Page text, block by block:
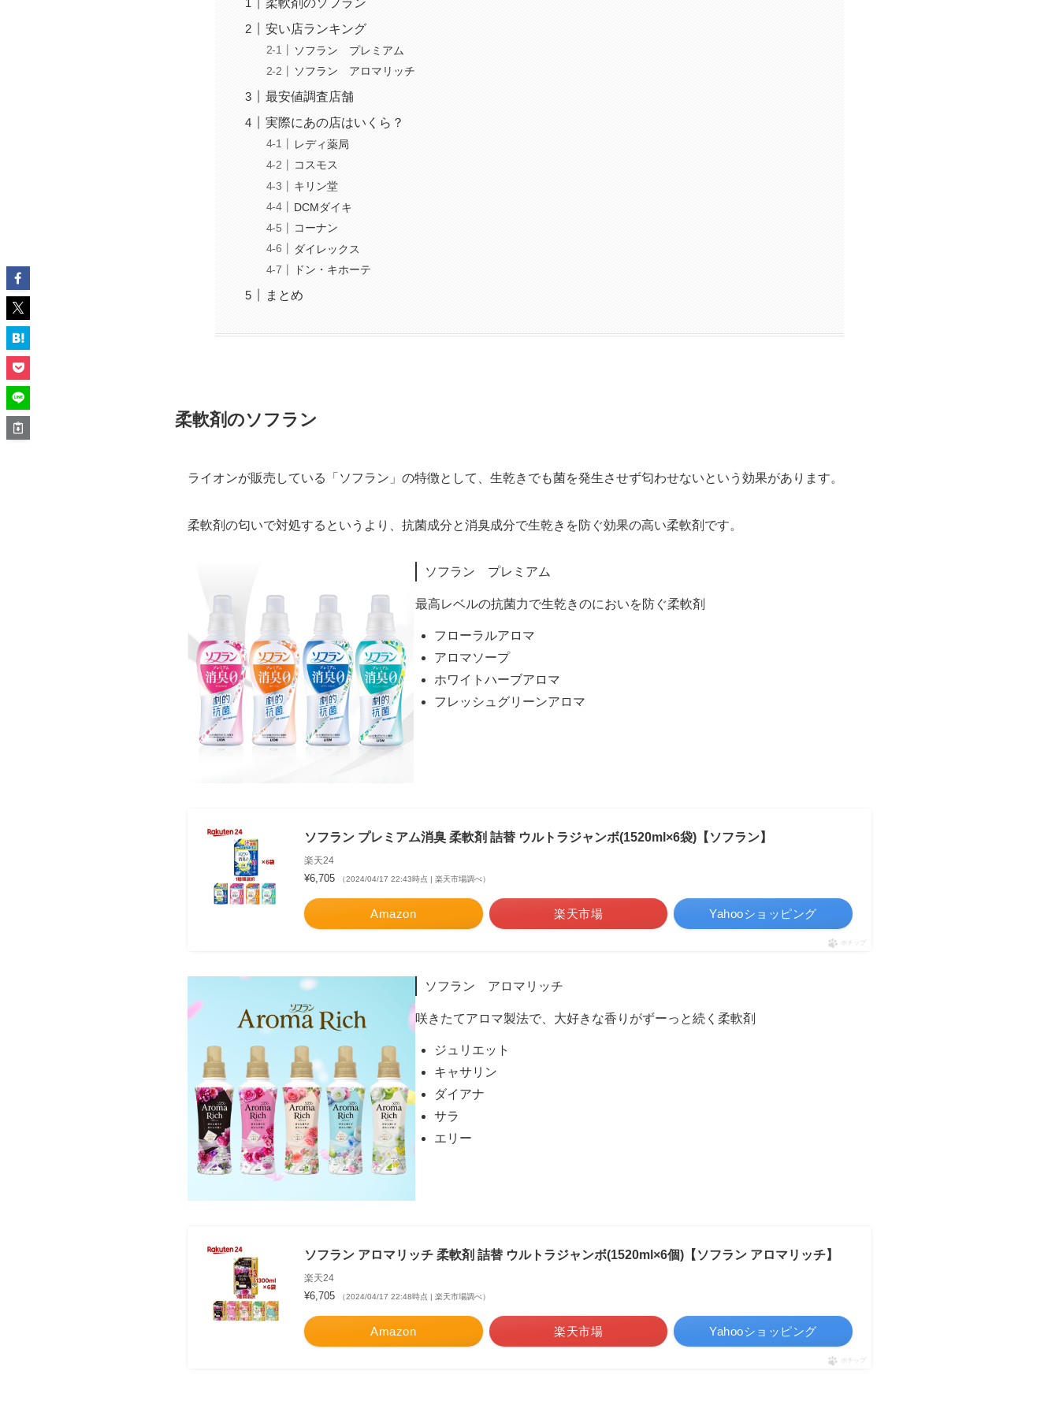
柔軟剤のソフラン
安い店ランキング
ソフラン プレミアム
ソフラン アロマリッチ
最安値調査店舗
実際にあの店はいくら？
レディ薬局
コスモス
キリン堂
DCMダイキ
コーナン
ダイレックス
ドン・キホーテ
まとめ
柔軟剤のソフラン
ライオンが販売している「ソフラン」の特徴として、生乾きでも菌を発生させず匂わせないという効果があります。
柔軟剤の匂いで対処するというより、抗菌成分と消臭成分で生乾きを防ぐ効果の高い柔軟剤です。
ソフラン プレミアム
最高レベルの抗菌力で生乾きのにおいを防ぐ柔軟剤
フローラルアロマ
アロマソープ
ホワイトハーブアロマ
フレッシュグリーンアロマ
ソフラン プレミアム消臭 柔軟剤 詰替 ウルトラジャンボ(1520ml×6袋)【ソフラン】
楽天24
¥6,705 （2024/04/17 22:43時点 | 楽天市場調べ）
Amazon 楽天市場 Yahooショッピング
ポチップ
ソフラン アロマリッチ
咲きたてアロマ製法で、大好きな香りがずーっと続く柔軟剤
ジュリエット
キャサリン
ダイアナ
サラ
エリー
ソフラン アロマリッチ 柔軟剤 詰替 ウルトラジャンボ(1520ml×6個)【ソフラン アロマリッチ】
楽天24
¥6,705 （2024/04/17 22:48時点 | 楽天市場調べ）
Amazon 楽天市場 Yahooショッピング
ポチップ